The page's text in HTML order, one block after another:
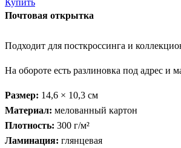
Почтовая открытка
Подходит для посткроссинга и
На обороте есть разлиновка под адрес и
Размер: 14,6 × 10,3 см
Материал: мелованный картон
Плотность: 300 г/м²
Ламинация: глянцевая